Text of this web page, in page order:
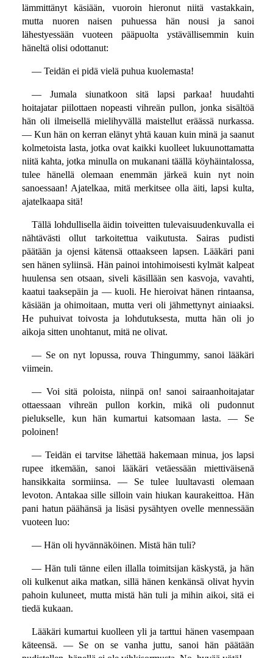
lämmittänyt käsiään, vuoroin hieronut niitä vastakkain,
mutta nuoren naisen puhuessa hän nousi ja sanoi
lähestyessään vuoteen pääpuolta ystävällisemmin kuin
häneltä olisi odottanut:
— Teidän ei pidä vielä puhua kuolemasta!
— Jumala siunatkoon sitä lapsi parkaa! huudahti
hoitajatar piilottaen nopeasti vihreän pullon, jonka sisältöä
hän oli ilmeisellä mielihyvällä maistellut eräässä nurkassa.
— Kun hän on kerran elänyt yhtä kauan kuin minä ja saanut
kolmetoista lasta, jotka ovat kaikki kuolleet lukuunottamatta
niitä kahta, jotka minulla on mukanani täällä köyhäintalossa,
tulee hänellä olemaan enemmän järkeä kuin nyt noin
sanoessaan! Ajatelkaa, mitä merkitsee olla äiti, lapsi kulta,
ajatelkaapa sitä!
Tällä lohdullisella äidin toiveitten tulevaisuudenkuvalla ei
nähtävästi ollut tarkoitettua vaikutusta. Sairas pudisti
päätään ja ojensi kätensä ottaakseen lapsen. Lääkäri pani
sen hänen syliinsä. Hän painoi intohimoisesti kylmät kalpeat
huulensa sen otsaan, siveli käsillään sen kasvoja, vavahti,
kaatui taaksepäin ja — kuoli. He hieroivat hänen rintaansa,
käsiään ja ohimoitaan, mutta veri oli jähmettynyt ainiaaksi.
He puhuivat toivosta ja lohdutuksesta, mutta hän oli jo
aikoja sitten unohtanut, mitä ne olivat.
— Se on nyt lopussa, rouva Thingummy, sanoi lääkäri
viimein.
— Voi sitä poloista, niinpä on! sanoi sairaanhoitajatar
ottaessaan vihreän pullon korkin, mikä oli pudonnut
pielukselle, kun hän kumartui katsomaan lasta. — Se
poloinen!
— Teidän ei tarvitse lähettää hakemaan minua, jos lapsi
rupee itkemään, sanoi lääkäri vetäessään miettiväisenä
hansikkaita sormiinsa. — Se tulee luultavasti olemaan
levoton. Antakaa sille silloin vain hiukan kaurakeittoa. Hän
pani hatun päähänsä ja lisäsi pysähtyen ovelle mennessään
vuoteen luo:
— Hän oli hyvännäköinen. Mistä hän tuli?
— Hän tuli tänne eilen illalla toimitsijan käskystä, ja hän
oli kulkenut aika matkan, sillä hänen kenkänsä olivat hyvin
pahoin kuluneet, mutta mistä hän tuli ja mihin aikoi, sitä ei
tiedä kukaan.
Lääkäri kumartui kuolleen yli ja tarttui hänen vasempaan
käteensä. — Se on se vanha juttu, sanoi hän päätään